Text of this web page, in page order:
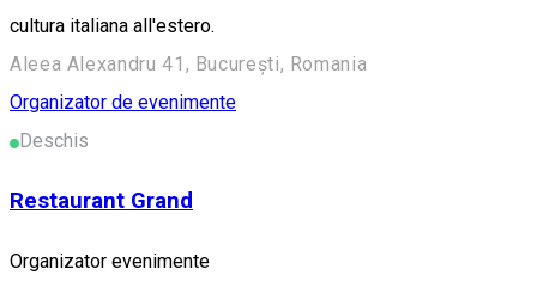
cultura italiana all'estero.
Aleea Alexandru 41, București, Romania
Organizator de evenimente
Deschis
Restaurant Grand
Organizator evenimente